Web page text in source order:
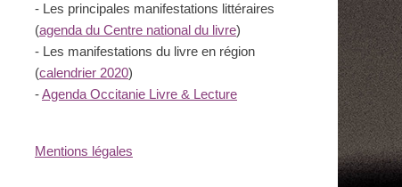
- Les principales manifestations littéraires
(agenda du Centre national du livre)
- Les manifestations du livre en région
(calendrier 2020)
-Agenda Occitanie Livre & Lecture
Mentions légales